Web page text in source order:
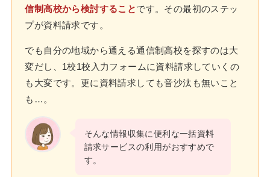
信制高校から検討することです。その最初のステッ
プが資料請求です。
でも自分の地域から通える通信制高校を探すのは大
変だし、1校1校入力フォームに資料請求していくの
も大変です。更に資料請求しても音沙汰も無いこと
も…。
そんな情報収集に便利な一括資料
請求サービスの利用がおすすめで
す。